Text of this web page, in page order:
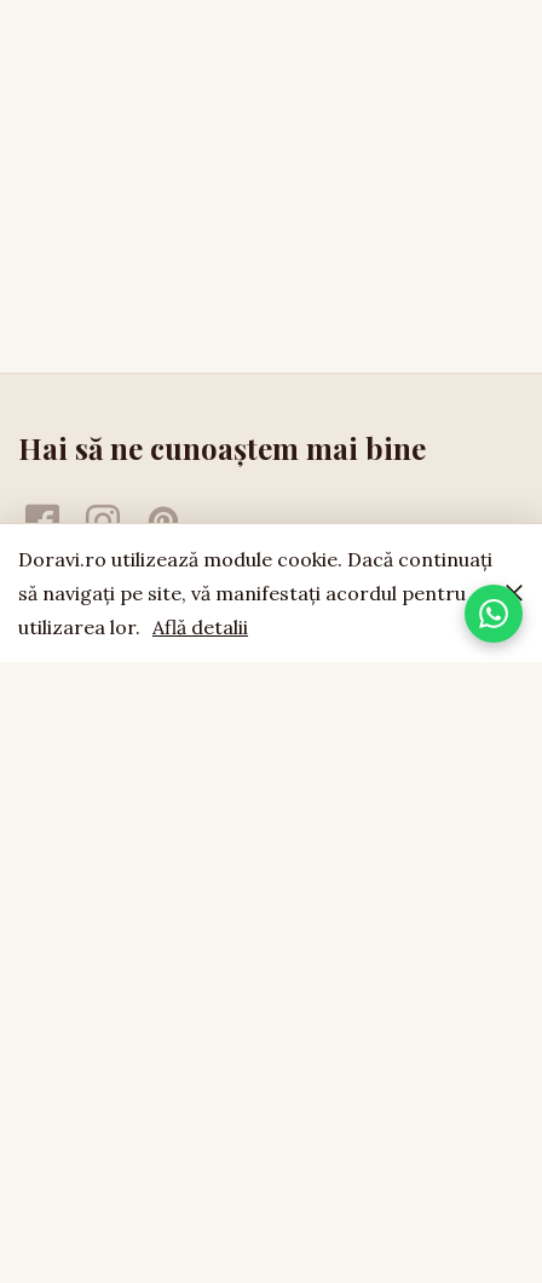
Hai să ne cunoaștem mai bine
Doravi.ro utilizează module cookie. Dacă continuaţi
să navigaţi pe site, vă manifestaţi acordul pentru
utilizarea lor. Află detalii